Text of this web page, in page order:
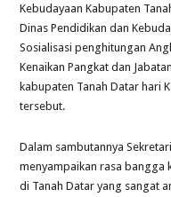
Kebudayaan Kabupaten
Dinas Pendidikan dan
Sosialisasi penghitungan
Kenaikan Pangkat dan
kabupaten Tanah Datar hari
tersebut.
Dalam sambutannya
menyampaikan rasa bangga
di Tanah Datar yang sangat